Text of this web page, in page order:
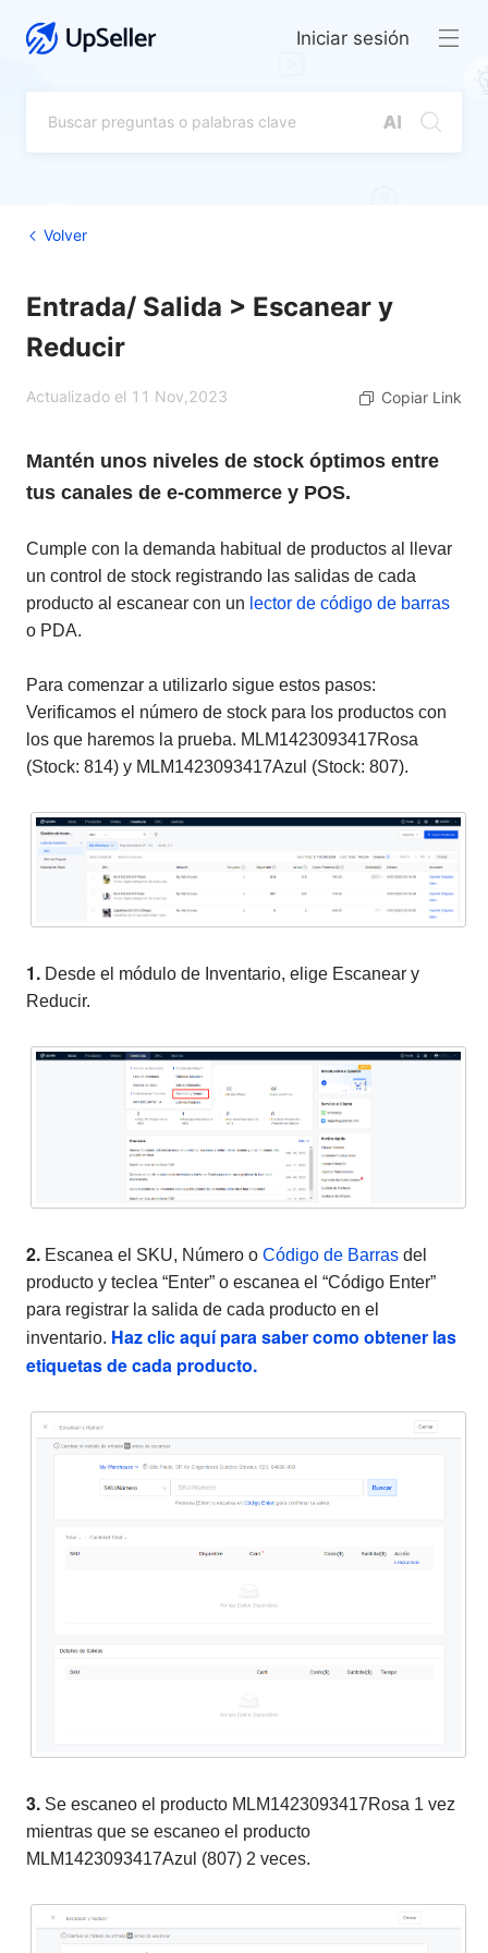
Iniciar sesión
Volver
Entrada/ Salida > Escanear y
Reducir
Actualizado el 11 Nov,2023 Copiar Link
Mantén unos niveles de stock óptimos entre
tus canales de e-commerce y POS.
Cumple con la demanda habitual de productos al llevar
un control de stock registrando las salidas de cada
producto al escanear con un lector de código de barras
o PDA.
Para comenzar a utilizarlo sigue estos pasos:
Verificamos el número de stock para los productos con
los que haremos la prueba. MLM1423093417Rosa
(Stock: 814) y MLM1423093417Azul (Stock: 807).
1. Desde el módulo de Inventario, elige Escanear y
Reducir.
2. Escanea el SKU, Número o Código de Barras del
producto y teclea “Enter” o escanea el “Código Enter”
para registrar la salida de cada producto en el
inventario. Haz clic aquí para saber como obtener las
etiquetas de cada producto.
3. Se escaneo el producto MLM1423093417Rosa 1 vez
mientras que se escaneo el producto
MLM1423093417Azul (807) 2 veces.